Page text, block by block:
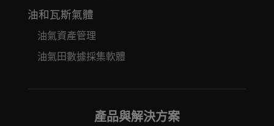
油和瓦斯氣體
油氣資產管理
油氣田數據採集軟體
產品與解決方案